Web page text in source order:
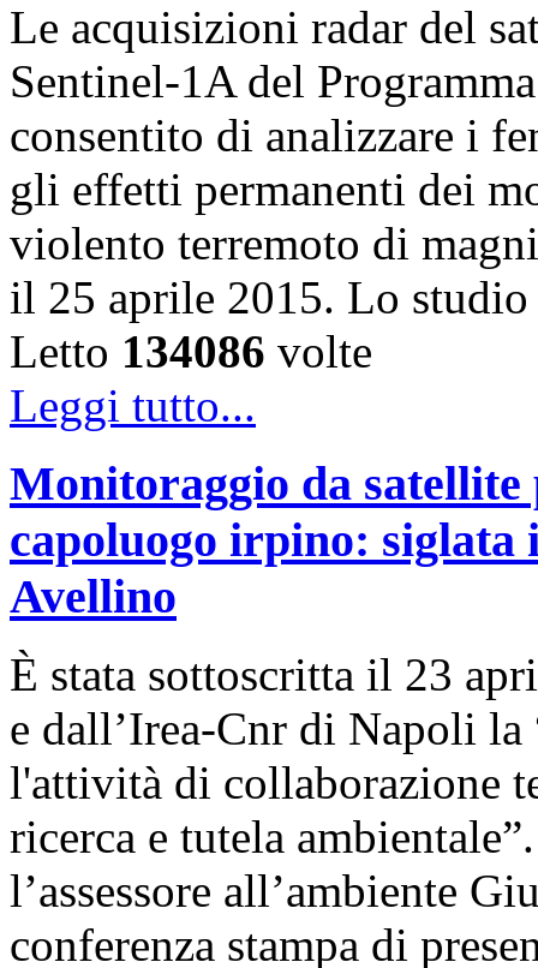
Le acquisizioni radar del
Sentinel-1A del
consentito di analizzare i
gli effetti permanenti dei
violento terremoto di
il 25 aprile 2015. Lo
Letto 134086 volte
Leggi tutto...
Monitoraggio da satellite
capoluogo irpino: siglata
Avellino
È stata sottoscritta il 23
e dall’Irea-Cnr di Napoli
l'attività di collaborazione
ricerca e tutela
l’assessore all’ambiente
conferenza stampa di